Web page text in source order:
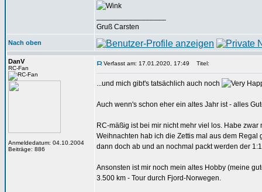
Gruß Carsten
Nach oben
DanV
RC-Fan
Anmeldedatum: 04.10.2004
Beiträge: 886
Verfasst am: 17.01.2020, 17:49 Titel:
...und mich gibt's tatsächlich auch noch
Auch wenn's schon eher ein altes Jahr ist - alles
RC-mäßig ist bei mir nicht mehr viel los. Habe
Weihnachten hab ich die Zettis mal aus dem
dann doch ab und an nochmal packt werden der
Ansonsten ist mir noch mein altes Hobby (meine
3.500 km - Tour durch Fjord-Norwegen.